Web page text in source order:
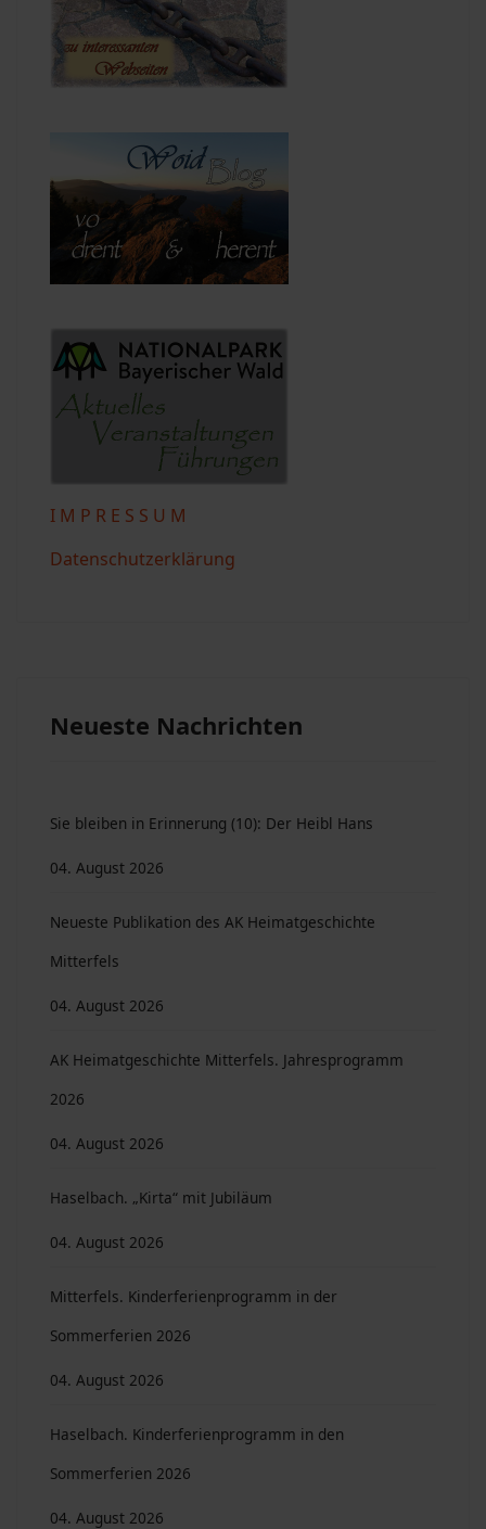
I M P R E S S U M
Datenschutzerklärung
Neueste Nachrichten
Sie bleiben in Erinnerung (10): Der Heibl Hans
04. August 2026
Neueste Publikation des AK Heimatgeschichte
Mitterfels
04. August 2026
AK Heimatgeschichte Mitterfels. Jahresprogramm
2026
04. August 2026
Haselbach. „Kirta“ mit Jubiläum
04. August 2026
Mitterfels. Kinderferienprogramm in der
Sommerferien 2026
04. August 2026
Haselbach. Kinderferienprogramm in den
Sommerferien 2026
04. August 2026